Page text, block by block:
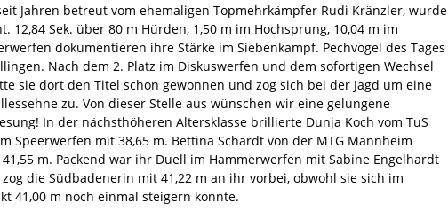
Jahren betreut vom ehemaligen Topmehrkämpfer Rudi Kränzler, wurde
12,84 Sek. über 80 m Hürden, 1,50 m im Hochsprung, 10,04 m im
dokumentieren ihre Stärke im Siebenkampf. Pechvogel des Tages
Nach dem 2. Platz im Diskuswerfen und dem sofortigen Wechsel
sie dort den Titel schon gewonnen und zog sich bei der Jagd um eine
zu. Von dieser Stelle aus wünschen wir eine gelungene
In der nächsthöheren Altersklasse brillierte Dunja Koch vom TuS
Speerwerfen mit 38,65 m. Bettina Schardt von der MTG Mannheim
m. Packend war ihr Duell im Hammerwerfen mit Sabine Engelhardt
die Südbadenerin mit 41,22 m an ihr vorbei, obwohl sie sich im
41,00 m noch einmal steigern konnte.